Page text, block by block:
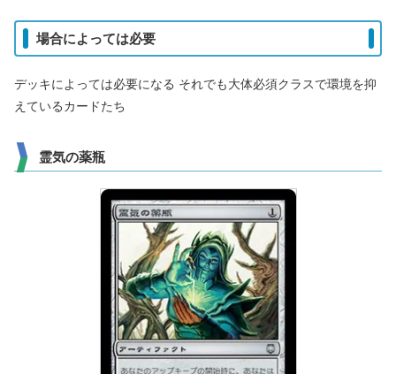
場合によっては必要
デッキによっては必要になる それでも大体必須クラスで環境を抑
えているカードたち
霊気の薬瓶